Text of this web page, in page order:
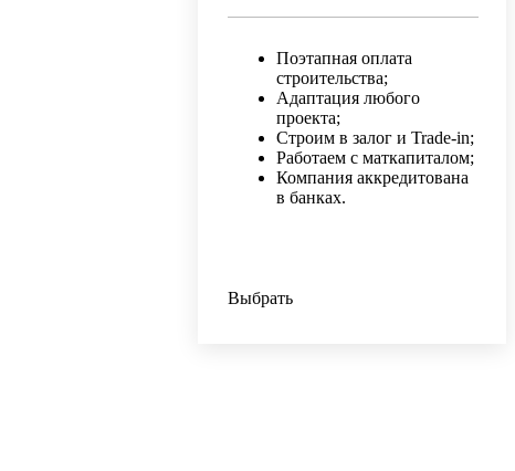
Поэтапная оплата
строительства;
Адаптация любого
проекта;
Строим в залог и Trade-in;
Работаем с маткапиталом;
Компания аккредитована
в банках.
Выбрать